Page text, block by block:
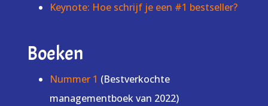
Keynote: Hoe schrijf je een #1 bestseller?
Boeken
Nummer 1 (Bestverkochte
managementboek van 2022)